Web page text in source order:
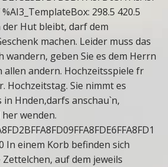
%AI3_TemplateBox: 298.5 420.5
der Hut bleibt, darf dem
machen. Leider muss das
wandern, geben Sie es dem Herrn
andern. Hochzeitsspiele fr
Hochzeitstag. Sie nimmt es
Hnden,darfs anschau`n,
wenden.
In einem Korb befinden sich
auf dem jeweils